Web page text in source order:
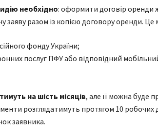
необхідно: оформити договір оренди
заяву разом із копією договору оренди.
фонду України;
послуг ПФУ або відповідний
на шість місяців, але її можна буде
розглядатимуть протягом 10 робочих
заявника.